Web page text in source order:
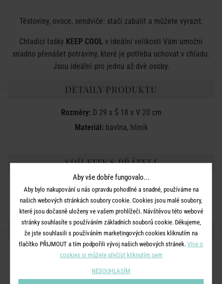
Těstoviny, ovoce, sendviče: stačí zabalit a můžete vyrazit.
Chladicí tašky KEEP COOL v ideální velikosti Vám umožní
snadno přenášet potraviny, které je potřeba uchovat v chladu.
Jsou ideální pro jednu až dvě osoby.
DETAILY PRODUKTU
Rozměry: D 29 x Š 18 x V 20 cm
Materiál: bavlna, hliník
SDÍLEJTE S PŘÁTELI
DALŠÍ PRODUKTY ZE SÉRIE
BESTSELLER
Aby vše dobře fungovalo...
Aby bylo nakupování u nás opravdu pohodlné a snadné, používáme na
našich webových stránkách soubory cookie. Cookies jsou malé soubory,
které jsou dočasně uloženy ve vašem prohlížeči. Návštěvou této webové
stránky souhlasíte s používáním základních souborů cookie. Děkujeme,
že jste souhlasili s používáním marketingových cookies kliknutím na
tlačítko PŘIJMOUT a tím podpořili vývoj našich webových stránek. Více o
cookies si můžete přečíst kliknutím sem
NESOUHLASÍM